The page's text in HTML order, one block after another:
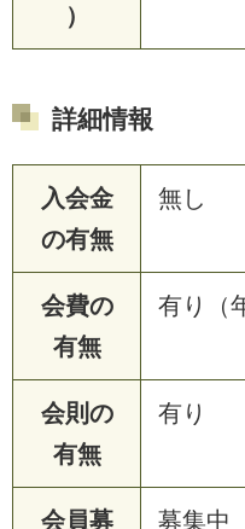
）
詳細情報
入会金
の有無
無し
会費の
有無
有り（
会則の
有無
有り
会員募
募集中